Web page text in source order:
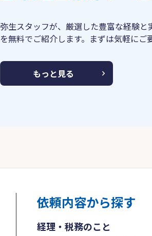
弥生スタッフが、厳選した豊富な経験
を無料でご紹介します。まずは気軽にご
もっと見る
依頼内容から探す
経理・税務のこと